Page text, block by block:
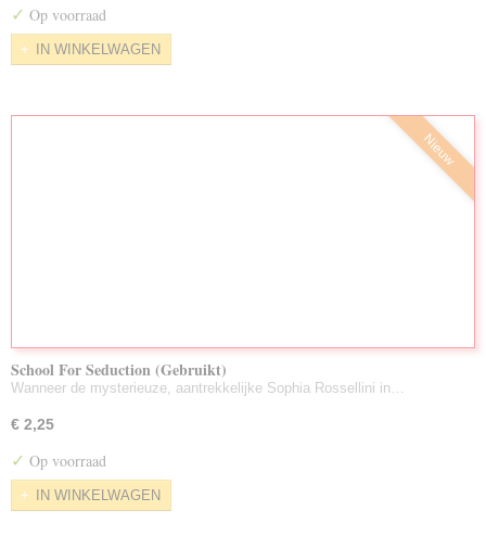
✓ Op voorraad
IN WINKELWAGEN
Nieuw
School For Seduction (Gebruikt)
Wanneer de mysterieuze, aantrekkelijke Sophia Rossellini in…
€ 2,25
✓ Op voorraad
IN WINKELWAGEN